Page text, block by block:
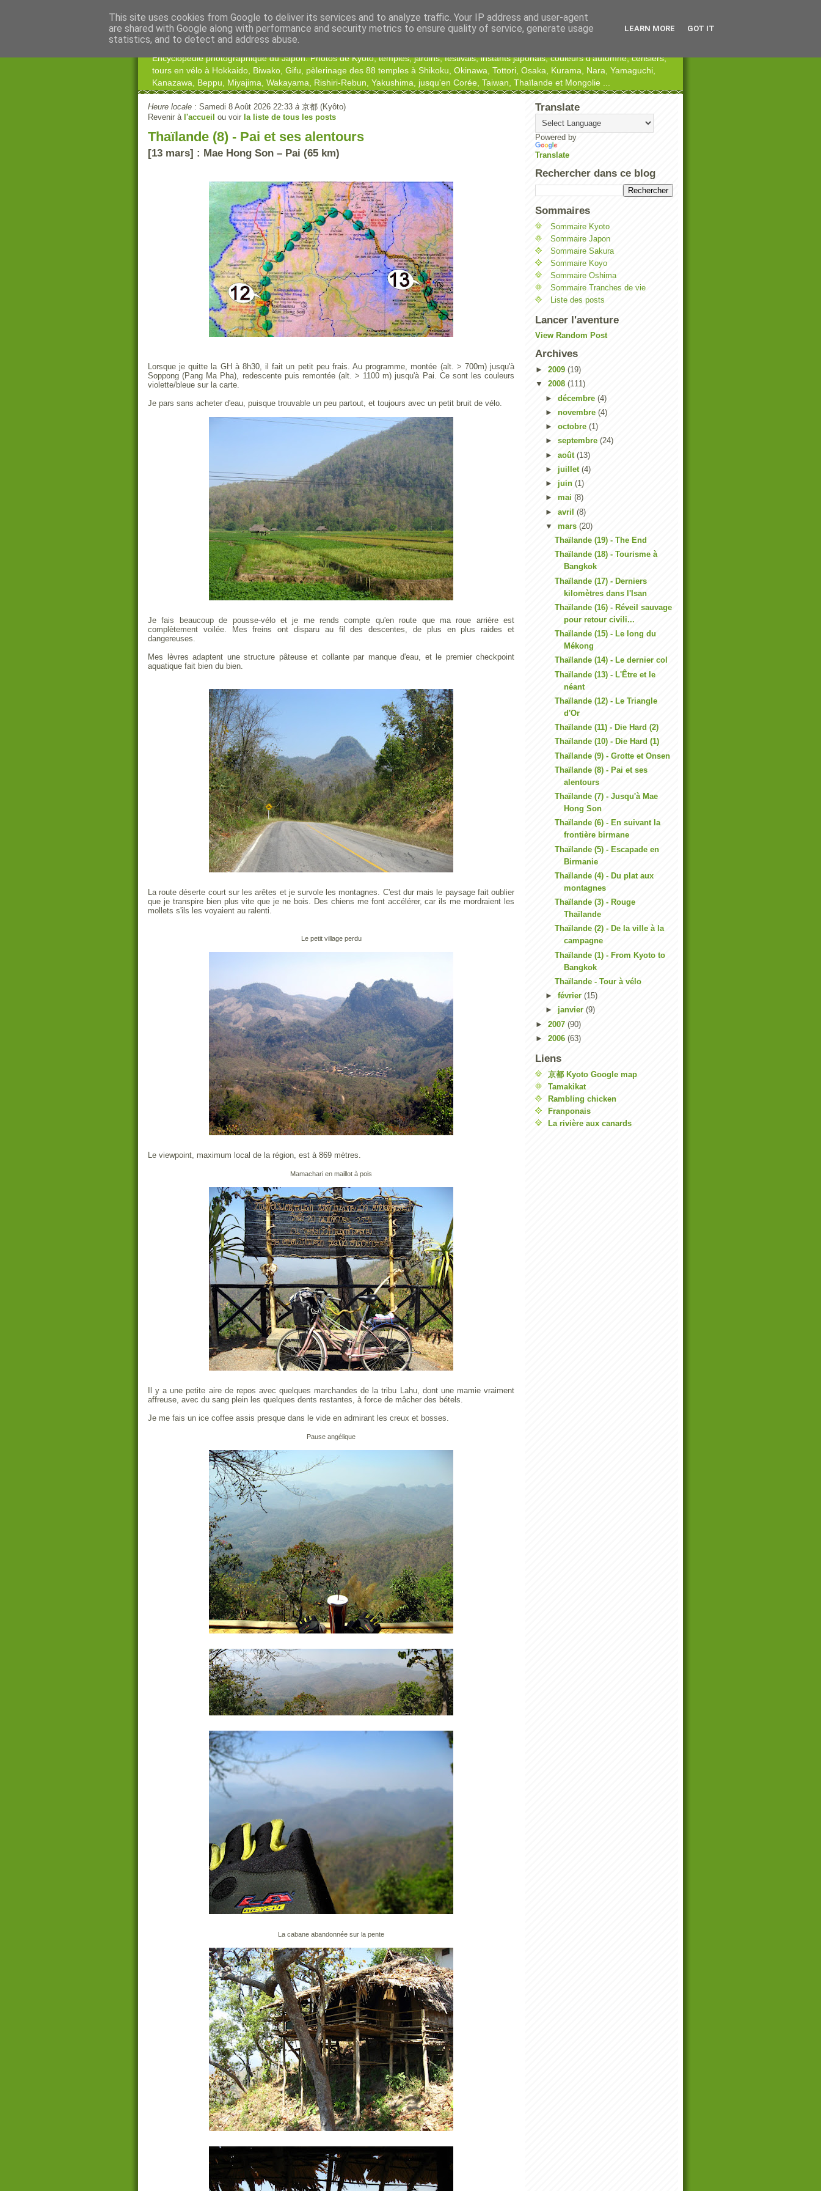
Encyclopédie photographique du Japon. Photos de Kyoto, temples, jardins, festivals, instants japonais, couleurs d'automne, cerisiers,
tours en vélo à Hokkaido, Biwako, Gifu, pèlerinage des 88 temples à Shikoku, Okinawa, Tottori, Osaka, Kurama, Nara, Yamaguchi,
Kanazawa, Beppu, Miyajima, Wakayama, Rishiri-Rebun, Yakushima, jusqu'en Corée, Taiwan, Thaïlande et Mongolie ...
Heure locale : Samedi 8 Août 2026 22:33 à 京都 (Kyôto)
Revenir à l'accueil ou voir la liste de tous les posts
Thaïlande (8) - Pai et ses alentours
[13 mars] : Mae Hong Son – Pai (65 km)
Lorsque je quitte la GH à 8h30, il fait un petit peu frais. Au programme, montée (alt. > 700m) jusqu'à
Soppong (Pang Ma Pha), redescente puis remontée (alt. > 1100 m) jusqu'à Pai. Ce sont les couleurs
violette/bleue sur la carte.
Je pars sans acheter d'eau, puisque trouvable un peu partout, et toujours avec un petit bruit de vélo.
Je fais beaucoup de pousse-vélo et je me rends compte qu'en route que ma roue arrière est
complètement voilée. Mes freins ont disparu au fil des descentes, de plus en plus raides et
dangereuses.
Mes lèvres adaptent une structure pâteuse et collante par manque d'eau, et le premier checkpoint
aquatique fait bien du bien.
La route déserte court sur les arêtes et je survole les montagnes. C'est dur mais le paysage fait oublier
que je transpire bien plus vite que je ne bois. Des chiens me font accélérer, car ils me mordraient les
mollets s'ils les voyaient au ralenti.
Le petit village perdu
Le viewpoint, maximum local de la région, est à 869 mètres.
Mamachari en maillot à pois
Il y a une petite aire de repos avec quelques marchandes de la tribu Lahu, dont une mamie vraiment
affreuse, avec du sang plein les quelques dents restantes, à force de mâcher des bétels.
Je me fais un ice coffee assis presque dans le vide en admirant les creux et bosses.
Pause angélique
La cabane abandonnée sur la pente
Translate
Powered by
Translate
Rechercher dans ce blog
Sommaires
Sommaire Kyoto
Sommaire Japon
Sommaire Sakura
Sommaire Koyo
Sommaire Oshima
Sommaire Tranches de vie
Liste des posts
Lancer l'aventure
View Random Post
Archives
► 2009 (19)
▼ 2008 (111)
► décembre (4)
► novembre (4)
► octobre (1)
► septembre (24)
► août (13)
► juillet (4)
► juin (1)
► mai (8)
► avril (8)
▼ mars (20)
Thaïlande (19) - The End
Thaïlande (18) - Tourisme à
Bangkok
Thaïlande (17) - Derniers
kilomètres dans l'Isan
Thaïlande (16) - Réveil sauvage
pour retour civili...
Thaïlande (15) - Le long du
Mékong
Thaïlande (14) - Le dernier col
Thaïlande (13) - L'Être et le
néant
Thaïlande (12) - Le Triangle
d'Or
Thaïlande (11) - Die Hard (2)
Thaïlande (10) - Die Hard (1)
Thaïlande (9) - Grotte et Onsen
Thaïlande (8) - Pai et ses
alentours
Thaïlande (7) - Jusqu'à Mae
Hong Son
Thaïlande (6) - En suivant la
frontière birmane
Thaïlande (5) - Escapade en
Birmanie
Thaïlande (4) - Du plat aux
montagnes
Thaïlande (3) - Rouge
Thaïlande
Thaïlande (2) - De la ville à la
campagne
Thaïlande (1) - From Kyoto to
Bangkok
Thaïlande - Tour à vélo
► février (15)
► janvier (9)
► 2007 (90)
► 2006 (63)
Liens
京都 Kyoto Google map
Tamakikat
Rambling chicken
Franponais
La rivière aux canards
This site uses cookies from Google to deliver its services and to analyze traffic. Your IP address and user-agent
are shared with Google along with performance and security metrics to ensure quality of service, generate usage
statistics, and to detect and address abuse.
LEARN MORE GOT IT